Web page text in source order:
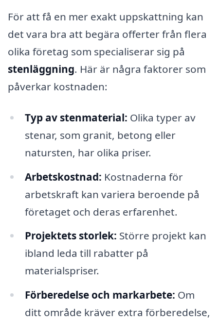
För att få en mer exakt uppskattning kan
det vara bra att begära offerter från flera
olika företag som specialiserar sig på
stenläggning. Här är några faktorer som
påverkar kostnaden:
Typ av stenmaterial: Olika typer av
stenar, som granit, betong eller
natursten, har olika priser.
Arbetskostnad: Kostnaderna för
arbetskraft kan variera beroende på
företaget och deras erfarenhet.
Projektets storlek: Större projekt kan
ibland leda till rabatter på
materialspriser.
Förberedelse och markarbete: Om
ditt område kräver extra förberedelse,